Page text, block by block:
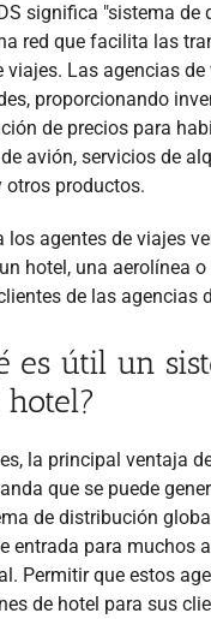
significa "sistema de
red que facilita las
viajes. Las agencias de
proporcionando
de precios para
avión, servicios de
productos.
los agentes de viajes
hotel, una aerolínea
de las agencias
es útil un
la principal ventaja
que se puede
de distribución
entrada para muchos
Permitir que estos
de hotel para sus